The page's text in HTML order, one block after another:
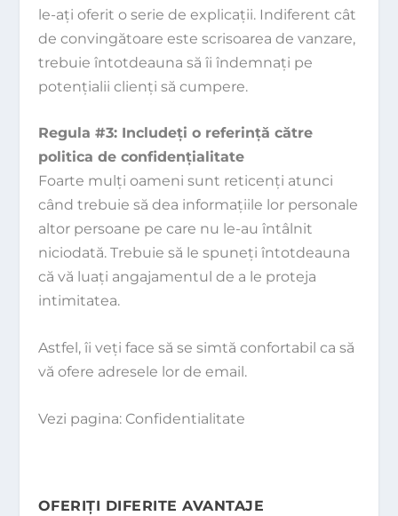
le-aţi oferit o serie de explicaţii. Indiferent cât
de convingătoare este scrisoarea de vanzare,
trebuie întotdeauna să îi îndemnaţi pe
potenţialii clienţi să cumpere.
Regula #3: Includeţi o referinţă către
politica de confidenţialitate
Foarte mulţi oameni sunt reticenţi atunci
când trebuie să dea informaţiile lor personale
altor persoane pe care nu le-au întâlnit
niciodată. Trebuie să le spuneţi întotdeauna
că vă luaţi angajamentul de a le proteja
intimitatea.
Astfel, îi veţi face să se simtă confortabil ca să
vă ofere adresele lor de email.
Vezi pagina: Confidentialitate
OFERIŢI DIFERITE AVANTAJE